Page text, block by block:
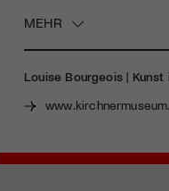
MEHR
Louise Bourgeois |